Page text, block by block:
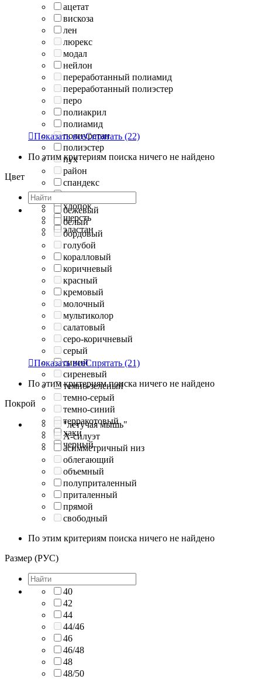
ацетат
вискоза
лен
люрекс
модал
нейлон
переработанный полиамид
переработанный полиэстер
перо
полиакрил
полиамид
полиуретан
полиэстер
пух
район
спандекс
тенсель
хлопок
шерсть
эластан
Показать всеСпрятать (22)
По этим критериям поиска ничего не найдено
Цвет
бежевый
белый
бордовый
голубой
коралловый
коричневый
красный
кремовый
молочный
мультиколор
салатовый
серо-коричневый
серый
синий
сиреневый
темно-зеленый
темно-серый
темно-синий
терракотовый
хаки
черный
Показать всеСпрятать (21)
По этим критериям поиска ничего не найдено
Покрой
"летучая мышь"
А-силуэт
асимметричный низ
облегающий
объемный
полуприталенный
приталенный
прямой
свободный
По этим критериям поиска ничего не найдено
Размер (РУС)
40
42
44
44/46
46
46/48
48
48/50